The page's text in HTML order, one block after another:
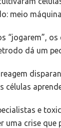
meio
“jogarem”,
dá um
células
e
uma crise que